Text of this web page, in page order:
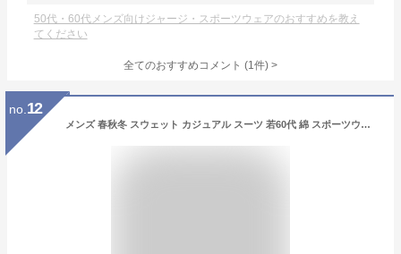
50代・60代メンズ向けジャージ・スポーツウェアのおすすめを教え
てください
全てのおすすめコメント (1件) >
no. 12
メンズ 春秋冬 スウェット カジュアル スーツ 若60代 綿 スポーツウェア 3点 セット.カラフルカラーオシャレ